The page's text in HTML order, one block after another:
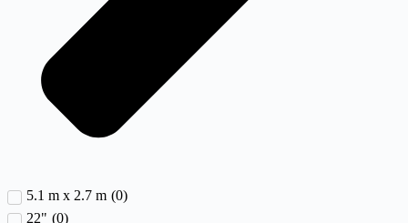
5.1 m x 2.7 m (0)
22" (0)